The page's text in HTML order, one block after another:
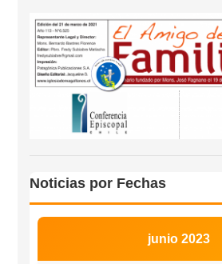
Noticias por Fechas
junio 2023